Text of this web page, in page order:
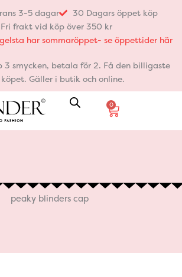
3-5 dagar
30 Dagars öppet köp
Fri frakt vid köp över 350 kr
har sommaröppet- se öppettider här
3 smycken, betala för 2. Få den billigaste
Gäller i butik och online.
0
Varukorg
peaky blinders cap